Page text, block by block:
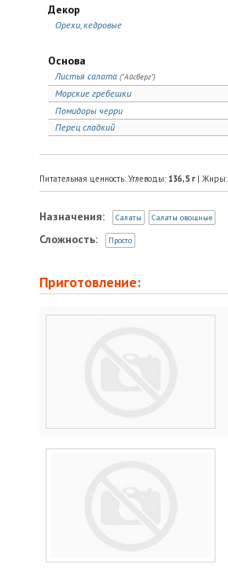
Декор
Орехи, кедровые
Основа
Листья салата ("Айсберг")
Морские гребешки
Помидоры черри
Перец сладкий
Питательная ценность: Углеводы: 136,5 г| Жиры:
Назначения: Салаты Салаты овощные
Сложность:
Просто
Приготовление: